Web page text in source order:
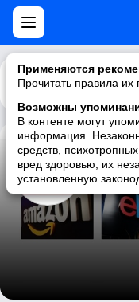
Применяются
Прочитать правила
Возможны
В контенте могут
информация.
средств,
вред здоровью, их
установленную
Каталог
0